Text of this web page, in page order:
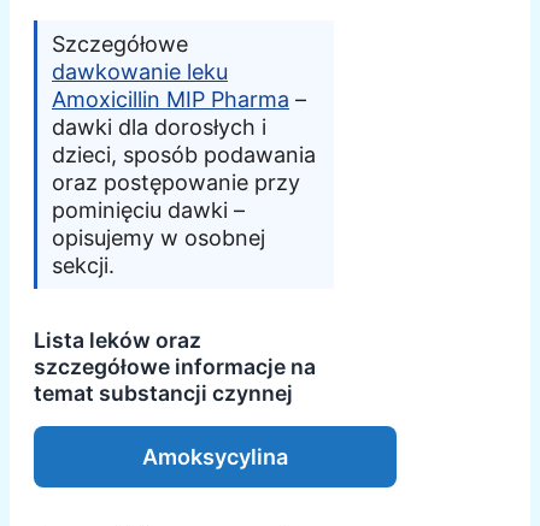
Szczegółowe
dawkowanie leku
Amoxicillin MIP Pharma –
dawki dla dorosłych i
dzieci, sposób podawania
oraz postępowanie przy
pominięciu dawki –
opisujemy w osobnej
sekcji.
Lista leków oraz
szczegółowe informacje na
temat substancji czynnej
Amoksycylina